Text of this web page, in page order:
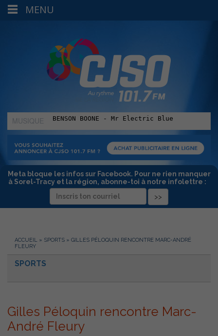
MUSIQUE
:
Meta bloque les infos sur Facebook. Pour ne rien manquer
à Sorel-Tracy et la région, abonne-toi à notre infolettre :
ACCUEIL » SPORTS » GILLES PÉLOQUIN RENCONTRE MARC-ANDRÉ
FLEURY
SPORTS
Gilles Péloquin rencontre Marc-
André Fleury
MENU